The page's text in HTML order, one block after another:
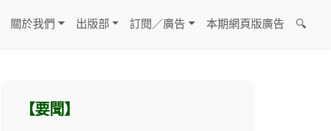
關於我們 出版部 訂閱／廣告 本期網頁版廣告 🔍
【要聞】